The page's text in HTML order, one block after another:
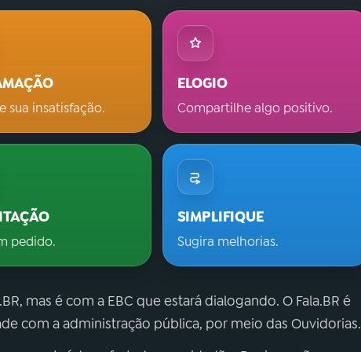
sua insatisfação.
ELOGIO
Compartilhe algo positivo.
pedido.
SIMPLIFIQUE
Sugira melhorias.
mas é com a EBC que estará dialogando. O Fala.BR é
com a administração pública, por meio das Ouvidorias.